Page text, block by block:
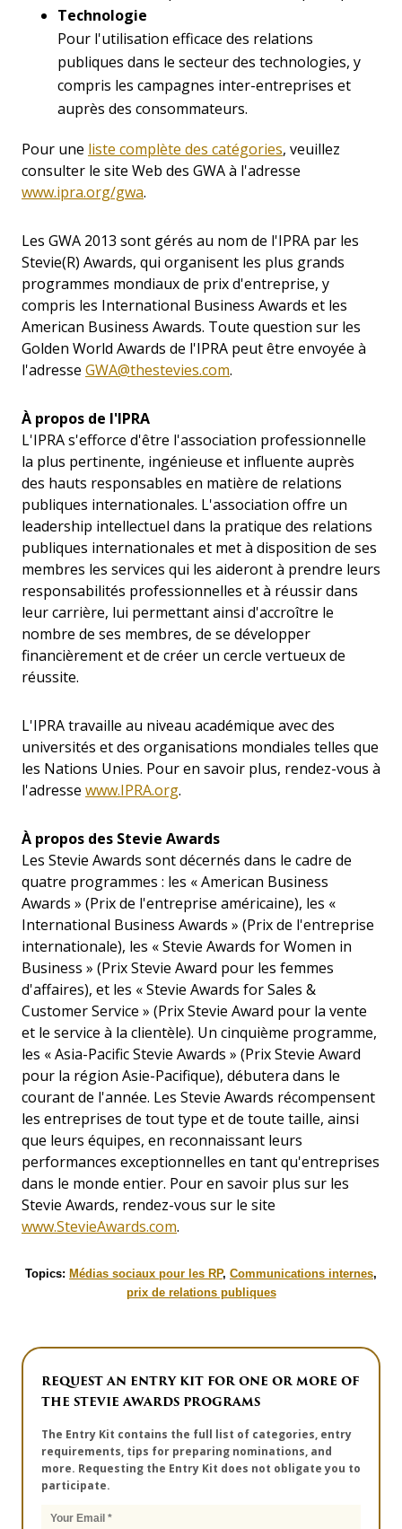
Technologie
Pour l'utilisation efficace des relations
publiques dans le secteur des technologies, y
compris les campagnes inter-entreprises et
auprès des consommateurs.
Pour une liste complète des catégories, veuillez
consulter le site Web des GWA à l'adresse
www.ipra.org/gwa.
Les GWA 2013 sont gérés au nom de l'IPRA par les
Stevie(R) Awards, qui organisent les plus grands
programmes mondiaux de prix d'entreprise, y
compris les International Business Awards et les
American Business Awards. Toute question sur les
Golden World Awards de l'IPRA peut être envoyée à
l'adresse GWA@thestevies.com.
À propos de l'IPRA
L'IPRA s'efforce d'être l'association professionnelle
la plus pertinente, ingénieuse et influente auprès
des hauts responsables en matière de relations
publiques internationales. L'association offre un
leadership intellectuel dans la pratique des relations
publiques internationales et met à disposition de ses
membres les services qui les aideront à prendre leurs
responsabilités professionnelles et à réussir dans
leur carrière, lui permettant ainsi d'accroître le
nombre de ses membres, de se développer
financièrement et de créer un cercle vertueux de
réussite.
L'IPRA travaille au niveau académique avec des
universités et des organisations mondiales telles que
les Nations Unies. Pour en savoir plus, rendez-vous à
l'adresse www.IPRA.org.
À propos des Stevie Awards
Les Stevie Awards sont décernés dans le cadre de
quatre programmes : les « American Business
Awards » (Prix de l'entreprise américaine), les «
International Business Awards » (Prix de l'entreprise
internationale), les « Stevie Awards for Women in
Business » (Prix Stevie Award pour les femmes
d'affaires), et les « Stevie Awards for Sales &
Customer Service » (Prix Stevie Award pour la vente
et le service à la clientèle). Un cinquième programme,
les « Asia-Pacific Stevie Awards » (Prix Stevie Award
pour la région Asie-Pacifique), débutera dans le
courant de l'année. Les Stevie Awards récompensent
les entreprises de tout type et de toute taille, ainsi
que leurs équipes, en reconnaissant leurs
performances exceptionnelles en tant qu'entreprises
dans le monde entier. Pour en savoir plus sur les
Stevie Awards, rendez-vous sur le site
www.StevieAwards.com.
Topics: Médias sociaux pour les RP, Communications internes,
prix de relations publiques
REQUEST AN ENTRY KIT FOR ONE OR MORE OF
THE STEVIE AWARDS PROGRAMS
The Entry Kit contains the full list of categories, entry
requirements, tips for preparing nominations, and
more. Requesting the Entry Kit does not obligate you to
participate.